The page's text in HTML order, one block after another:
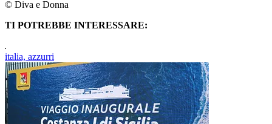
© Diva e Donna
TI POTREBBE INTERESSARE:
italia, azzurri